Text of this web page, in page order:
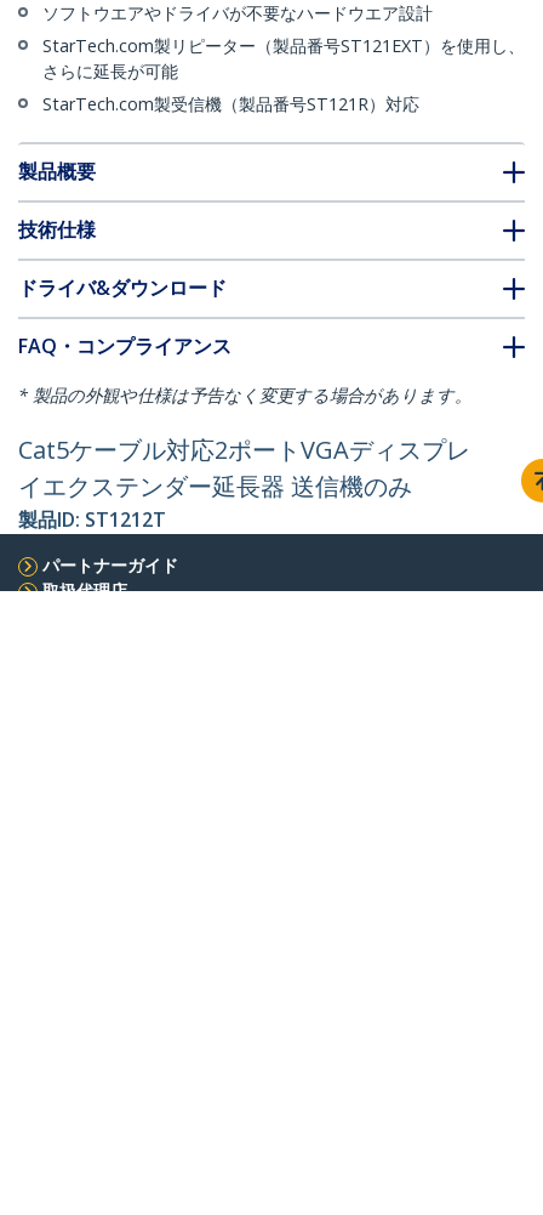
ソフトウエアやドライバが不要なハードウエア設計
StarTech.com製リピーター（製品番号ST121EXT）を使用し、
さらに延長が可能
StarTech.com製受信機（製品番号ST121R）対応
製品概要
技術仕様
ドライバ&ダウンロード
FAQ・コンプライアンス
* 製品の外観や仕様は予告なく変更する場合があります。
Cat5ケーブル対応2ポートVGAディスプレ
イエクステンダー延長器 送信機のみ
製品ID: ST1212T
パートナーガイド
取扱代理店